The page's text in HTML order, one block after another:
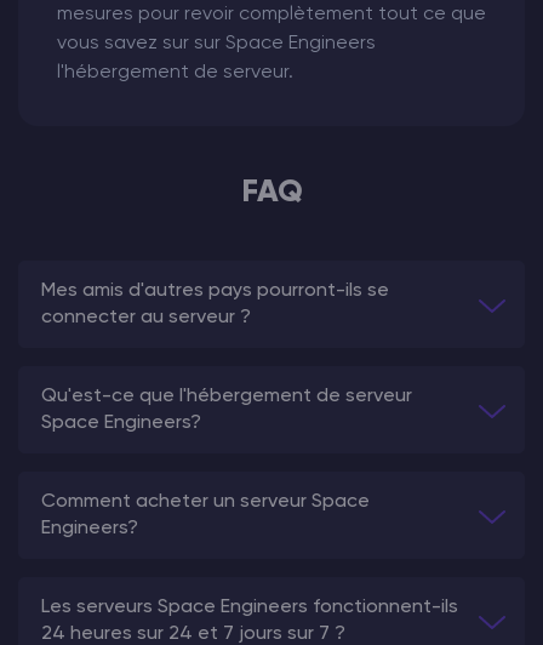
mesures pour revoir complètement tout ce que
vous savez sur sur Space Engineers
l'hébergement de serveur.
FAQ
Mes amis d'autres pays pourront-ils se
connecter au serveur ?
Qu'est-ce que l'hébergement de serveur
Space Engineers?
Comment acheter un serveur Space
Engineers?
Les serveurs Space Engineers fonctionnent-ils
24 heures sur 24 et 7 jours sur 7 ?